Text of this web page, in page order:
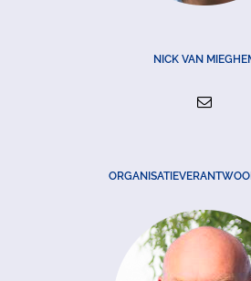
NICK VAN